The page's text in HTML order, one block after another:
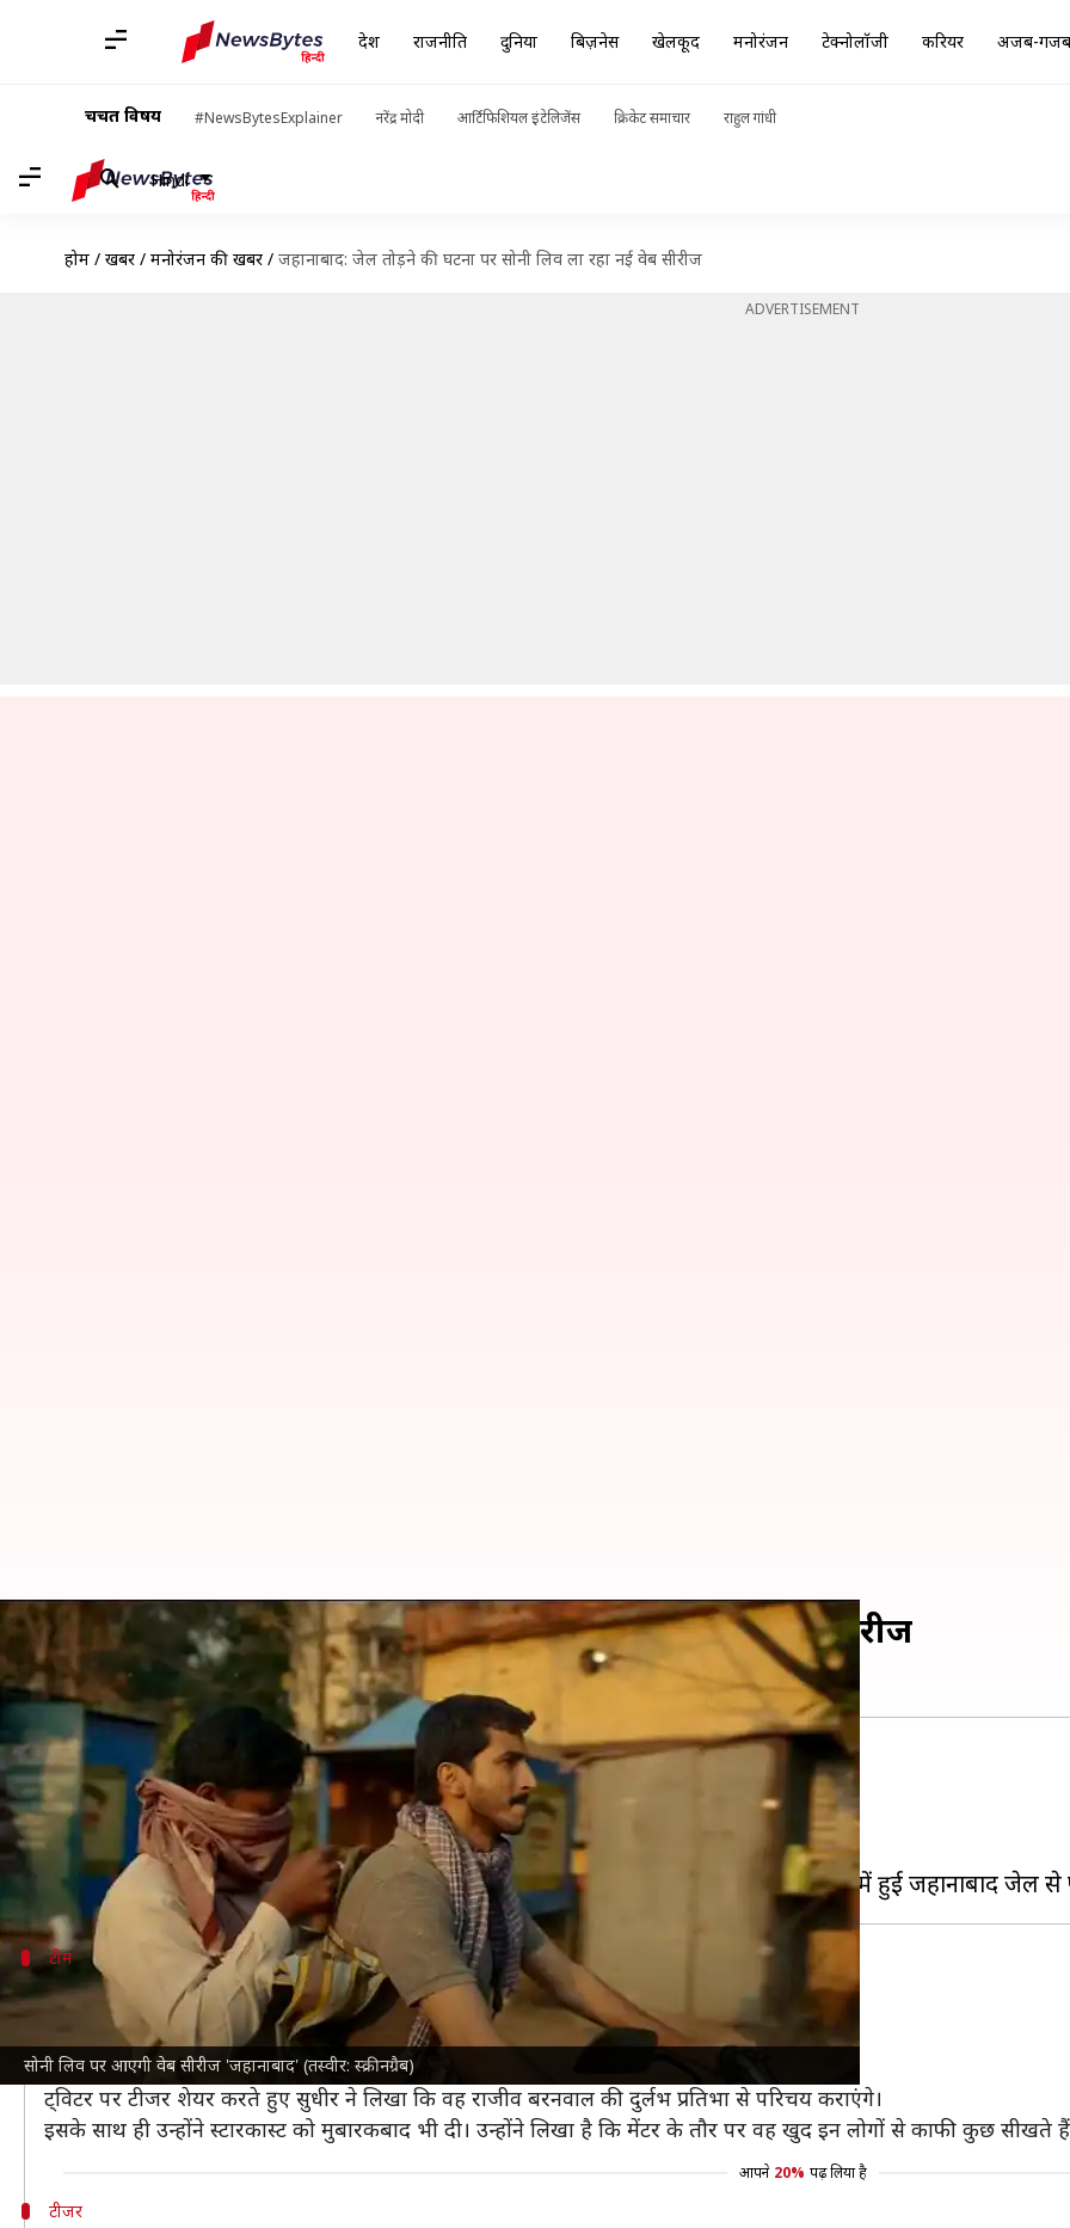
देश राजनीति दुनिया बिज़नेस खेलकूद मनोरंजन टेक्नोलॉजी करियर अजब-गजब
चर्चित विषय #NewsBytesExplainer नरेंद्र मोदी आर्टिफिशियल इंटेलिजेंस क्रिकेट समाचार राहुल गांधी
Hindi
होम / खबरें / मनोरंजन की खबरें / जहानाबाद: जेल तोड़ने की घटना पर सोनी लिव ला रहा नई वेब सीरीज
ADVERTISEMENT
सोनी लिव पर आएगी वेब सीरीज 'जहानाबाद' (तस्वीर: स्क्रीनग्रैब)
जहानाबाद: जेल तोड़ने की घटना पर सोनी लिव ला रहा नई वेब सीरीज
लेखन आकांक्षा शर्मा Dec 29, 2022 12:06 pm
क्या है खबर?
नेटफ्लिक्स
की वेब सीरीज 'खाकी: द बिहार चैप्टर' अभी चर्चा में है।
बुधवार को सोनी लिव ने भी बिहार पर आधारित एक नई सीरीज की घोषणा कर दी है।
टीम
सुधीर मिश्रा ने स्टारकास्ट को दी मुबारकबाद
सुधीर मिश्रा के इस नए क्राइम शोका निर्देशन राजीव बरनवाल कर रहे हैं।
इसमें रित्विक भौमिक, हर्षिता गौर और परमब्रत चटोपाध्याय मुख्य भूमिका में नजर आएंगे।
ट्विटर पर टीजर शेयर करते हुए सुधीर ने लिखा कि वह राजीव बरनवाल की दुर्लभ प्रतिभा से परिचय कराएंगे।
इसके साथ ही उन्होंने स्टारकास्ट को मुबारकबाद भी दी। उन्होंने लिखा है कि मेंटर के तौर पर वह खुद इन लोगों से काफी कुछ सीखते
आपने 20% पढ़ लिया है
टीजर